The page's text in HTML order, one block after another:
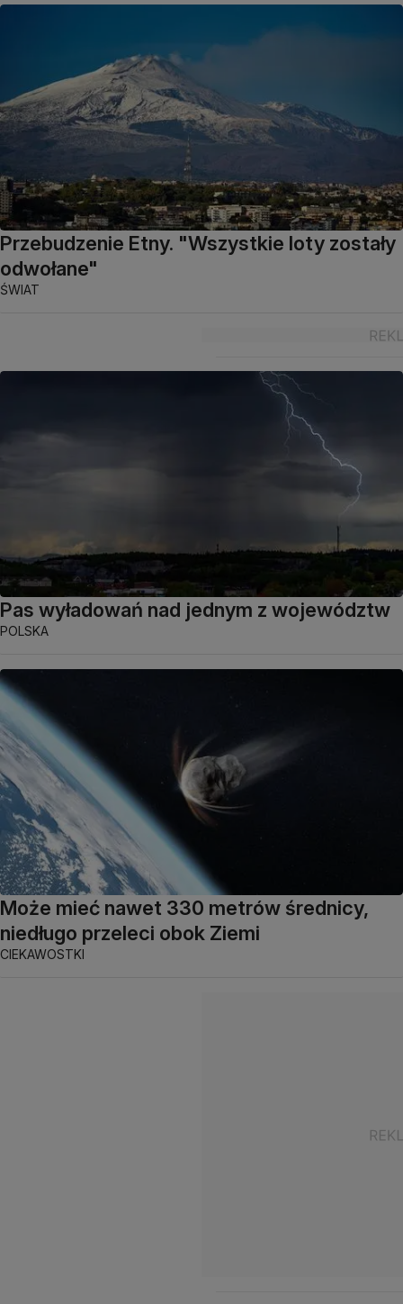
Przebudzenie Etny. "Wszystkie loty zostały
odwołane"
ŚWIAT
Pas wyładowań nad jednym z województw
POLSKA
Może mieć nawet 330 metrów średnicy,
niedługo przeleci obok Ziemi
CIEKAWOSTKI